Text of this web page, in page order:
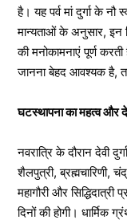
है। यह पर्व मां दुर्गा के नौ
मान्यताओं के अनुसार, इन
की मनोकामनाएं पूर्ण
जानना बेहद आवश्यक है,
घटस्थापना का महत्व और
नवरात्रि के दौरान देवी
शैलपुत्री, ब्रह्मचारिणी,
महागौरी और
दिनों की होगी। धार्मिक